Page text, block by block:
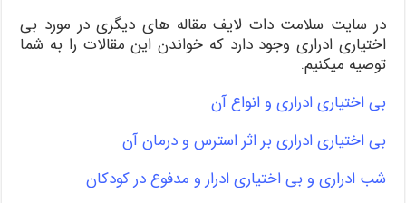
در سایت سلامت دات لایف مقاله های دیگری در مورد بی
اختیاری ادراری وجود دارد که خواندن این مقالات را به شما
توصیه میکنیم.
بی اختیاری ادراری و انواع آن
بی اختیاری ادراری بر اثر استرس و درمان آن
شب ادراری و بی اختیاری ادرار و مدفوع در کودکان